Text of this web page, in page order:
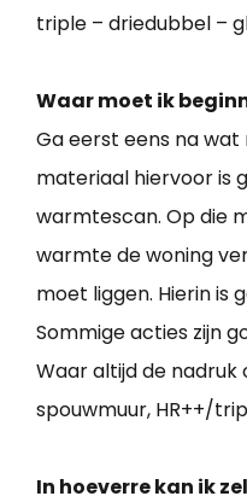
triple – driedubbel –
Waar moet ik
Ga eerst eens na wat
materiaal hiervoor is
warmtescan. Op die
warmte de woning
moet liggen. Hierin is
Sommige acties zijn
Waar altijd de nadruk
spouwmuur, HR++/
In hoeverre kan ik